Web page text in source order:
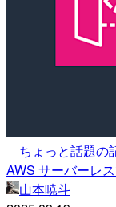
ちょっと話題の
AWS サーバーレ
山本暁斗